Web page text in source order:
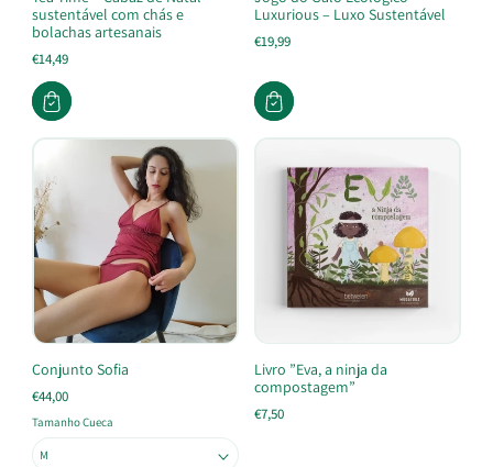
sustentável com chás e
bolachas artesanais
€14,49
Luxurious – Luxo Sustentável
€19,99
Conjunto Sofia
€44,00
Tamanho Cueca
Livro ”Eva, a ninja da
compostagem”
€7,50